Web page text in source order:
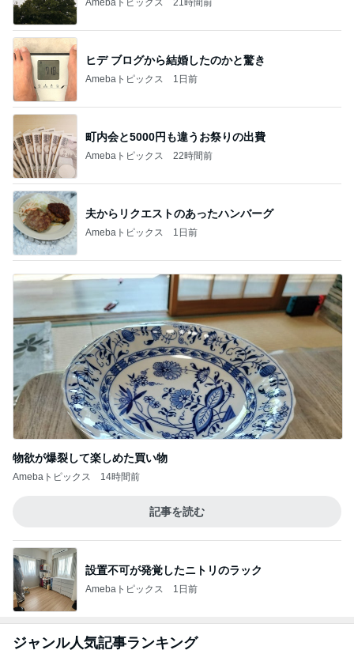
ヒデ ブログから結婚したのかと驚き
Amebaトピックス 1日前
町内会と5000円も違うお祭りの出費
Amebaトピックス 22時間前
夫からリクエストのあったハンバーグ
Amebaトピックス 1日前
物欲が爆裂して楽しめた買い物
Amebaトピックス 14時間前
記事を読む
設置不可が発覚したニトリのラック
Amebaトピックス 1日前
ジャンル人気記事ランキング